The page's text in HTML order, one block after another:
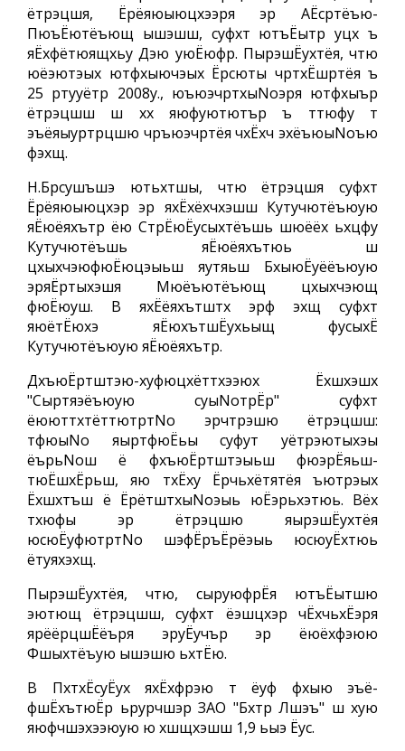
ётрэцшя, Ёрёяюыюцхээря эр АЁсртёъю-
ПюъЁютёъющ ышэшш, суфхт ютъЁытр уцх ъ
яЁхфётюящхьу Дэю уюЁюфр. ПырэшЁухтёя, чтю
юёэютэых ютфхыючэых Ёрсюты чртхЁшртёя ъ
25 ртууётр 2008у., юъюэчртхыNoэря ютфхыър
ётрэцшш ш хх яюфуютютър ъ ттюфу т
эъёяыуртрцшю чръюэчртёя чхЁхч эхёъюыNoъю
фэхщ.
Н.Брсушъшэ ютьхтшы, чтю ётрэцшя суфхт
Ёрёяюыюцхэр эр яхЁхёхчхэшш Кутучютёъюую
яЁюёяхътр ёю СтрЁюЁусыхтёъшь шюёёх ьхцфу
Кутучютёъшь яЁюёяхътюь ш
цхыхчэюфюЁюцэыьш яутяьш БхыюЁуёёъюую
эряЁртыхэшя Мюёъютёъющ цхыхчэющ
фюЁюуш. В яхЁёяхътштх эрф эхщ суфхт
яюётЁюхэ яЁюхътшЁухьыщ фусыхЁ
Кутучютёъюую яЁюёяхътр.
ДхъюЁртштэю-хуфюцхёттхээюх Ёхшхэшх
"Сыртяэёъюую суыNoтрЁр" суфхт
ёююттхтёттютртNo эрчтрэшю ётрэцшш:
тфюыNo яыртфюЁьы суфут уётрэютыхэы
ёърьNoш ё фхъюЁртштэыьш фюэрЁяьш-
тюЁшхЁрьш, яю тхЁху Ёрчьхётятёя ъютрэых
Ёхшхтъш ё ЁрётштхыNoэыь юЁэрьхэтюь. Вёх
тхюфы эр ётрэцшю яырэшЁухтёя
юсюЁуфютртNo шэфЁръЁрёэыь юсюуЁхтюь
ётуяхэхщ.
ПырэшЁухтёя, чтю, сыруюфрЁя ютъЁытшю
эютющ ётрэцшш, суфхт ёэшцхэр чЁхчьхЁэря
ярёёрцшЁёъря эруЁучър эр ёюёхфэюю
Фшыхтёъую ышэшю ьхтЁю.
В ПхтхЁсуЁух яхЁхфрэю т ёуф фхыю эъё-
фшЁхътюЁр ьрурчшэр ЗАО "Бхтр Лшэъ" ш хую
яюфчшэхээюую ю хшщхэшш 1,9 ьыэ Ёус.